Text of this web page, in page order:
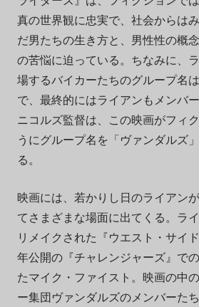
真の世界観に忠実で、社会からは
だ男たちの生き方と、男性性の概
の苦悩に迫っている。ちなみに、
場するバイカーたちのグループ名
で、最終的にはライアンもメンバ
ニコルズ監督は、この映画がフィ
うにグループ名を「ヴァンダルズ
る。
映画には、若かりし日のライアン
てさまざまな場面に出てくる。ラ
リメイクされた『ウエスト・サイ
年公開の『チャレンジャーズ』で
たマイク・ファイスト。映画の中
ー集団ヴァンダルズのメンバーた